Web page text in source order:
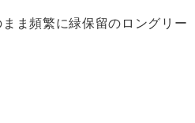
ま頻繁に緑保留のロングリー